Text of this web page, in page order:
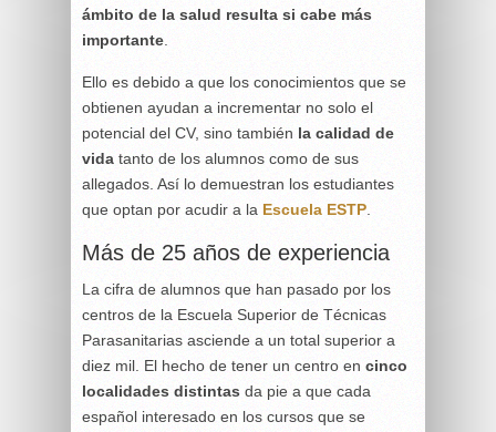
ámbito de la salud resulta si cabe más
importante
Ello es debido a que los conocimientos que se
obtienen ayudan a incrementar no solo el
potencial del CV, sino también la calidad de
vida tanto de los alumnos como de sus
allegados. Así lo demuestran los estudiantes
que optan por acudir a la Escuela ESTP
Más de 25 años de experiencia
La cifra de alumnos que han pasado por los
centros de la Escuela Superior de Técnicas
Parasanitarias asciende a un total superior a
diez mil. El hecho de tener un centro en cinco
localidades distintas da pie a que cada
español interesado en los cursos que se